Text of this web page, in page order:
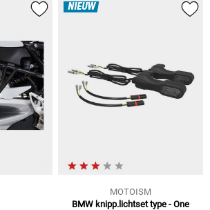
NIEUW
MOTOISM
BMW knipp.lichtset type - One